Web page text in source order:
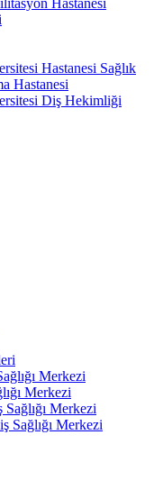
Hastanesi Sağlık
Hastanesi
Diş Hekimliği
Merkezi
Merkezi
Merkezi
Sağlığı Merkezi